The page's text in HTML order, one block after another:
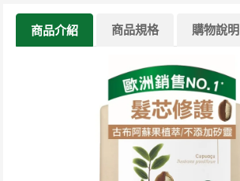
商品介紹 商品規格 購物說明